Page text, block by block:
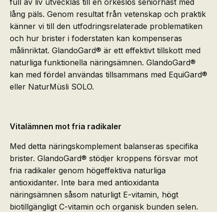
full av liv utvecklas till en orkeslös seniorhäst med
lång päls. Genom resultat från vetenskap och praktik
känner vi till den utfodringsrelaterade problematiken
och hur brister i foderstaten kan kompenseras
målinriktat. GlandoGard® är ett effektivt tillskott med
naturliga funktionella näringsämnen. GlandoGard®
kan med fördel användas tillsammans med EquiGard®
eller NaturMüsli SOLO.
Vitalämnen mot fria radikaler
Med detta näringskomplement balanseras specifika
brister. GlandoGard® stödjer kroppens försvar mot
fria radikaler genom högeffektiva naturliga
antioxidanter. Inte bara med antioxidanta
näringsämnen såsom naturligt E-vitamin, högt
biotillgängligt C-vitamin och organisk bunden selen.